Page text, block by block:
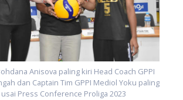
Anisova paling kiri Head Coach GPPI
dan Captain Tim GPPI Mediol Yoku paling
Press Conference Proliga 2023